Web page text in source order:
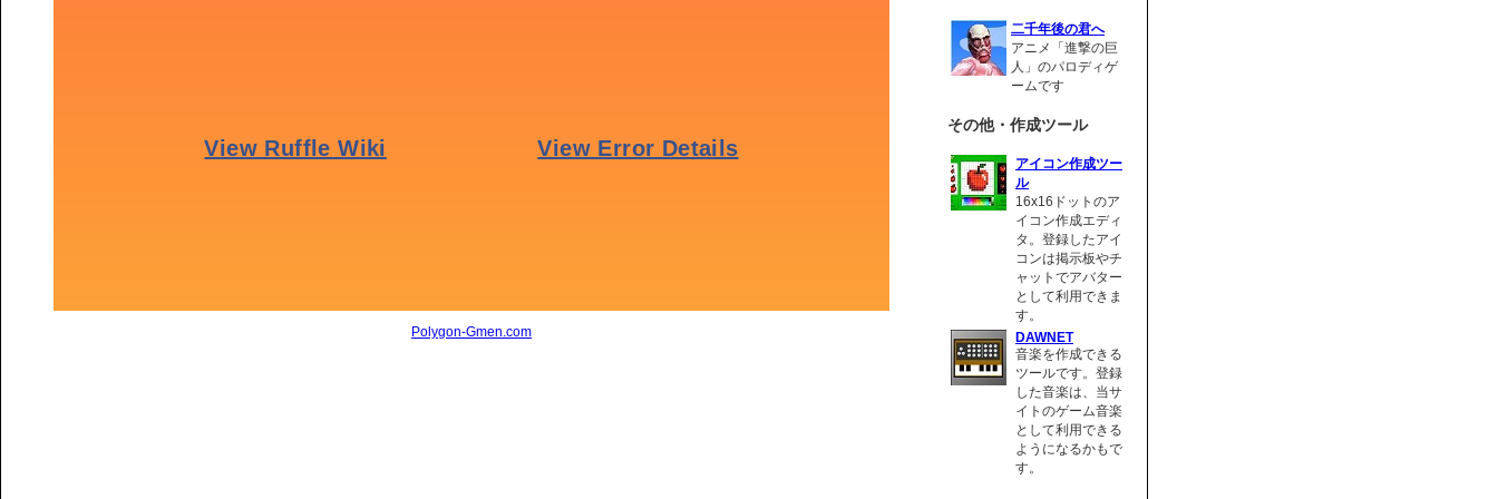
Polygon-Gmen.com
二千年後の君へ
アニメ「進撃の巨
人」のパロディゲ
ームです
その他・作成ツール
アイコン作成ツー
ル
16x16ドットのア
イコン作成エディ
タ。登録したアイ
コンは掲示板やチ
ャットでアバター
として利用できま
す。
DAWNET
音楽を作成できる
ツールです。登録
した音楽は、当サ
イトのゲーム音楽
として利用できる
ようになるかもで
す。